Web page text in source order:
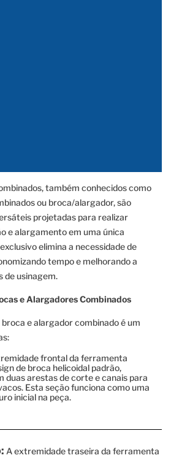
também conhecidos como
ou broca/alargador, são
projetadas para realizar
e alargamento em uma única
elimina a necessidade de
tempo e melhorando a
de usinagem.
e Alargadores Combinados
e alargador combinado é um
frontal da ferramenta
de broca helicoidal padrão,
duas arestas de corte e canais para
Esta seção funciona como uma
inicial na peça.
A extremidade traseira da ferramenta